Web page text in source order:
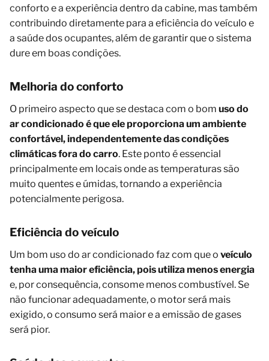
conforto e a experiência dentro da cabine, mas também
contribuindo diretamente para a eficiência do veículo e
a saúde dos ocupantes, além de garantir que o sistema
dure em boas condições.
Melhoria do conforto
O primeiro aspecto que se destaca com o bom uso do
ar condicionado é que ele proporciona um ambiente
confortável, independentemente das condições
climáticas fora do carro. Este ponto é essencial
principalmente em locais onde as temperaturas são
muito quentes e úmidas, tornando a experiência
potencialmente perigosa.
Eficiência do veículo
Um bom uso do ar condicionado faz com que o veículo
tenha uma maior eficiência, pois utiliza menos energia
e, por consequência, consome menos combustível. Se
não funcionar adequadamente, o motor será mais
exigido, o consumo será maior e a emissão de gases
será pior.